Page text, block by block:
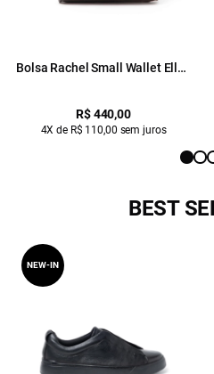
Bolsa Rachel Small Wallet Ellus
R$ 440,00
4X de R$ 110,00 sem juros
BEST
NEW-IN